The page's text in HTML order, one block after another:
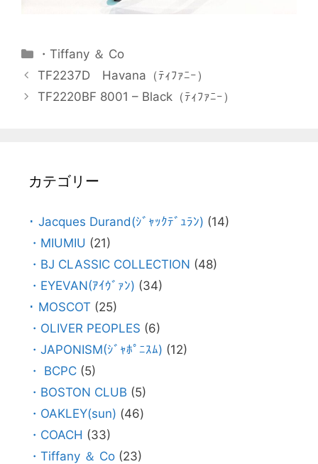
・Tiffany ＆ Co
TF2237D Havana（ﾃｨﾌｧﾆｰ）
TF2220BF 8001 – Black（ﾃｨﾌｧﾆｰ）
カテゴリー
･ Jacques Durand(ｼﾞｬｯｸﾃﾞｭﾗﾝ) (14)
・MIUMIU (21)
・BJ CLASSIC COLLECTION (48)
・EYEVAN(ｱｲｳﾞｧﾝ) (34)
･ MOSCOT (25)
・OLIVER PEOPLES (6)
・JAPONISM(ｼﾞｬﾎﾟﾆｽﾑ) (12)
・ BCPC (5)
・BOSTON CLUB (5)
・OAKLEY(sun) (46)
・COACH (33)
・Tiffany ＆ Co (23)